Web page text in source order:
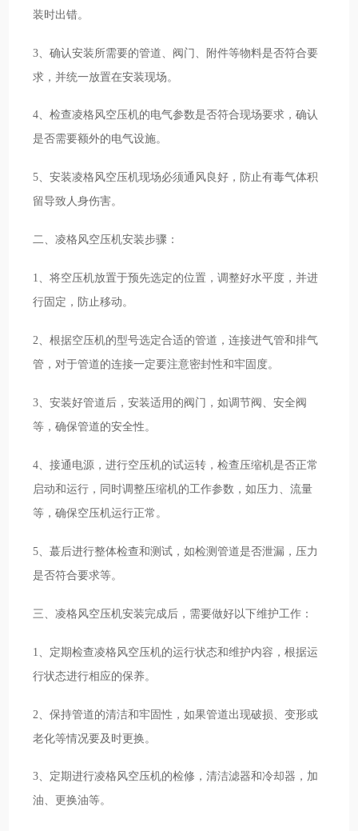
装时出错。
3、确认安装所需要的管道、阀门、附件等物料是否符合要
求，并统一放置在安装现场。
4、检查凌格风空压机的电气参数是否符合现场要求，确认
是否需要额外的电气设施。
5、安装凌格风空压机现场必须通风良好，防止有毒气体积
留导致人身伤害。
二、凌格风空压机安装步骤：
1、将空压机放置于预先选定的位置，调整好水平度，并进
行固定，防止移动。
2、根据空压机的型号选定合适的管道，连接进气管和排气
管，对于管道的连接一定要注意密封性和牢固度。
3、安装好管道后，安装适用的阀门，如调节阀、安全阀
等，确保管道的安全性。
4、接通电源，进行空压机的试运转，检查压缩机是否正常
启动和运行，同时调整压缩机的工作参数，如压力、流量
等，确保空压机运行正常。
5、蕞后进行整体检查和测试，如检测管道是否泄漏，压力
是否符合要求等。
三、凌格风空压机安装完成后，需要做好以下维护工作：
1、定期检查凌格风空压机的运行状态和维护内容，根据运
行状态进行相应的保养。
2、保持管道的清洁和牢固性，如果管道出现破损、变形或
老化等情况要及时更换。
3、定期进行凌格风空压机的检修，清洁滤器和冷却器，加
油、更换油等。